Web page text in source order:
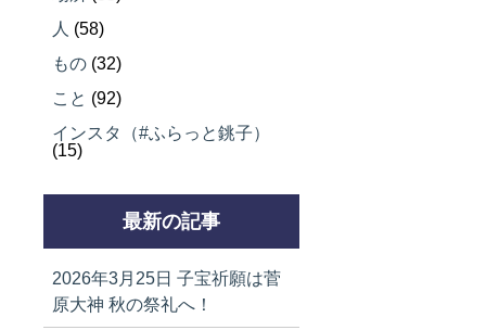
人 (58)
もの (32)
こと (92)
インスタ（#ふらっと銚子）
(15)
最新の記事
2026年3月25日 子宝祈願は菅
原大神 秋の祭礼へ！